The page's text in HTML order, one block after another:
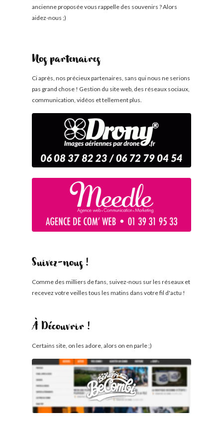
ancienne proposée vous rappelle des souvenirs ? Alors
aidez-nous ;)
Nos partenaires
Ci après, nos précieux partenaires, sans qui nous ne serions
pas grand chose ! Gestion du site web, des réseaux sociaux,
communication, vidéos et tellement plus.
Suivez-nous !
Comme des milliers de fans, suivez-nous sur les réseaux et
recevez votre veilles tous les matins dans votre fil d'actu !
À Découvrir !
Certains site, on les adore, alors on en parle ;)